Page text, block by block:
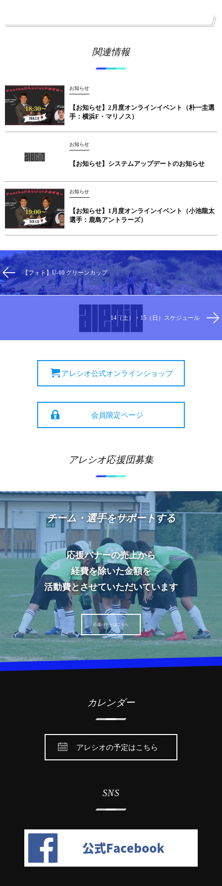
関連情報
お知らせ
【お知らせ】2月度オンラインイベント（朴一圭選
手：横浜F・マリノス）
お知らせ
【お知らせ】システムアップデートのお知らせ
お知らせ
【お知らせ】1月度オンラインイベント（小池龍太
選手：鹿島アントラーズ）
【フォト】U-10 グリーンカップ
14（土）・15（日）スケジュール
アレシオ公式オンラインショップ
会員限定ページ
アレシオ応援団募集
チーム・選手をサポートする
応援バナーの売上から
経費を除いた金額を
活動費とさせていただいています
応援バナーはこちら
カレンダー
アレシオの予定はこちら
SNS